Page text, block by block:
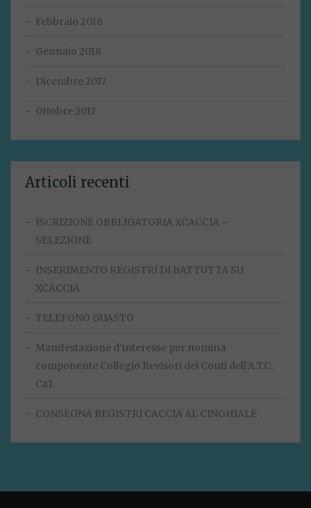
Febbraio 2018
Gennaio 2018
Dicembre 2017
Ottobre 2017
Articoli recenti
ISCRIZIONE OBBLIGATORIA XCACCIA –
SELEZIONE
INSERIMENTO REGISTRI DI BATTUTTA SU
XCACCIA
TELEFONO GUASTO
Manifestazione d‘interesse per nomina
componente Collegio Revisori dei Conti dell’A.T.C.
Cz1.
CONSEGNA REGISTRI CACCIA AL CINGHIALE